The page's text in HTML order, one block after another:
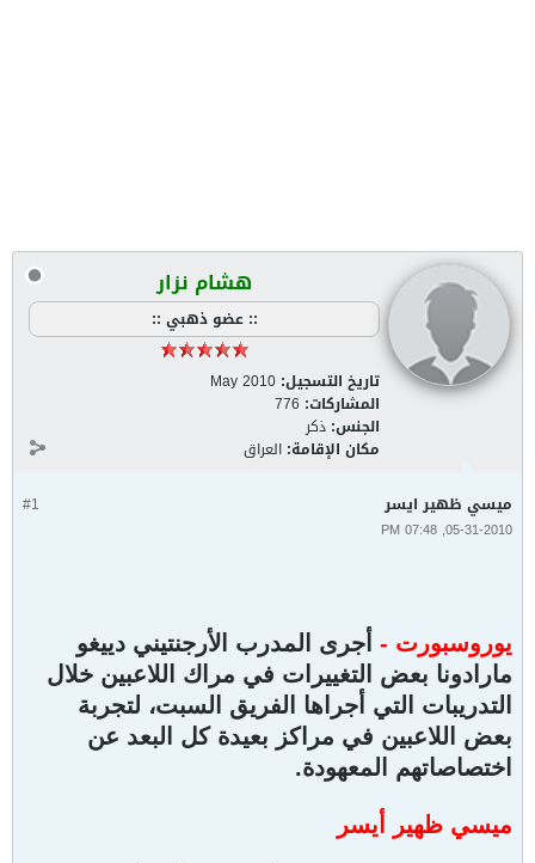
هشام نزار
:: عضو ذهبي ::
تاريخ التسجيل: May 2010
المشاركات: 776
الجنس: ذكر
مكان الإقامة: العراق
#1 ميسي ظهير ايسر
05-31-2010, 07:48 PM
يوروسبورت - أجرى المدرب الأرجنتيني دييغو
مارادونا بعض التغييرات في مراك اللاعبين خلال
التدريبات التي أجراها الفريق السبت، لتجربة
بعض اللاعبين في مراكز بعيدة كل البعد عن
اختصاصاتهم المعهودة.
ميسي ظهير أيسر